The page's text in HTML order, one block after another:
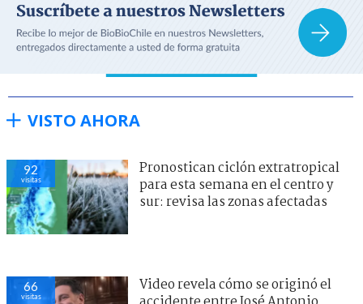
VISTO AHORA
92
visitas
Pronostican ciclón extratropical
para esta semana en el centro y
sur: revisa las zonas afectadas
66
visitas
Video revela cómo se originó el